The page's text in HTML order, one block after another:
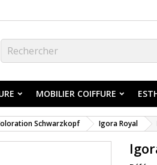
MOBILIER COIFFURE
Schwarzkopf Igora Royal